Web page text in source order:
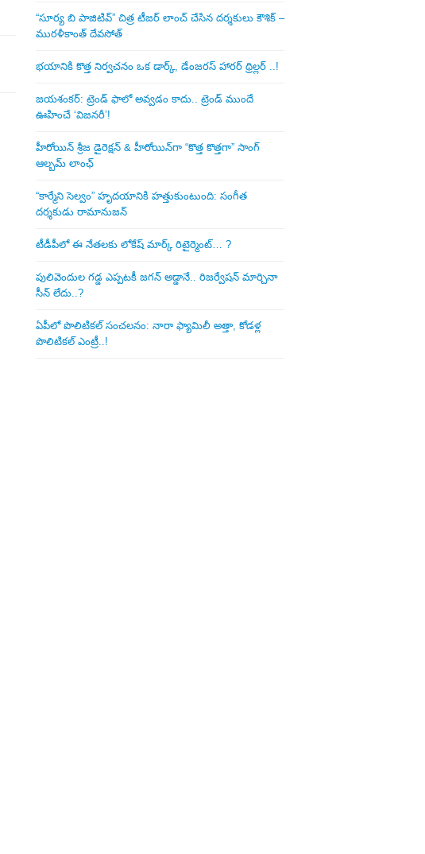
“సూర్య బి పాజిటివ్” చిత్ర టీజర్ లాంచ్ చేసిన‌ దర్శకులు కౌశిక్ –
మురళీకాంత్ దేవసోత్
భయానికి కొత్త నిర్వచనం ఒక డార్క్, డేంజరస్ హారర్ థ్రిల్లర్ ..!
జయశంకర్: ట్రెండ్‌ ఫాలో అవ్వడం కాదు.. ట్రెండ్‌ ముందే
ఊహించే ‘విజనరీ’!
హీరోయిన్ శ్రీజ డైరెక్ష‌న్ & హీరోయిన్‌గా “కొత్త కొత్తగా” సాంగ్
ఆల్బమ్ లాంఛ్
“కార్మేని సెల్వం” హృదయానికి హత్తుకుంటుంది: సంగీత
దర్శకుడు రామానుజన్
టీడీపీలో ఈ నేత‌ల‌కు లోకేష్ మార్క్ రిటైర్మెంట్‌… ?
పులివెందుల గ‌డ్డ ఎప్ప‌ట‌కీ జ‌గ‌న్ అడ్డానే.. రిజ‌ర్వేష‌న్ మార్చినా
సీన్ లేదు..?
ఏపీలో పొలిటిక‌ల్ సంచ‌ల‌నం: నారా ఫ్యామిలీ అత్తా, కోడ‌ళ్ల
పొలిటికల్ ఎంట్రీ..!